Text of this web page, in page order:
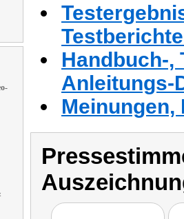
Handbuch-,
Anleitungs-